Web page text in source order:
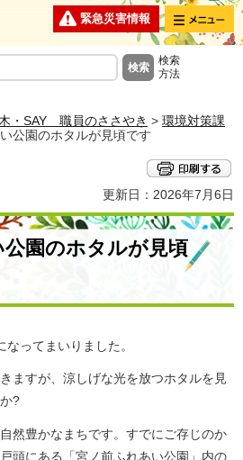
緊急災害情報 メニュー
検索
方法
・SAY 職員のささやき > 環境対策課
公園のホタルが見頃です
更新日：2026年7月6日
園のホタルが見頃
ってまいりました。
ますが、涼しげな光を放つホタルを見
?
然豊かなまちです。すでにご存じのか
頭にある「宮ノ前ふれあい公園」内の